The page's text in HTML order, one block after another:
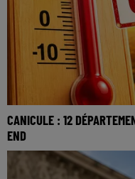
CANICULE : 12
END